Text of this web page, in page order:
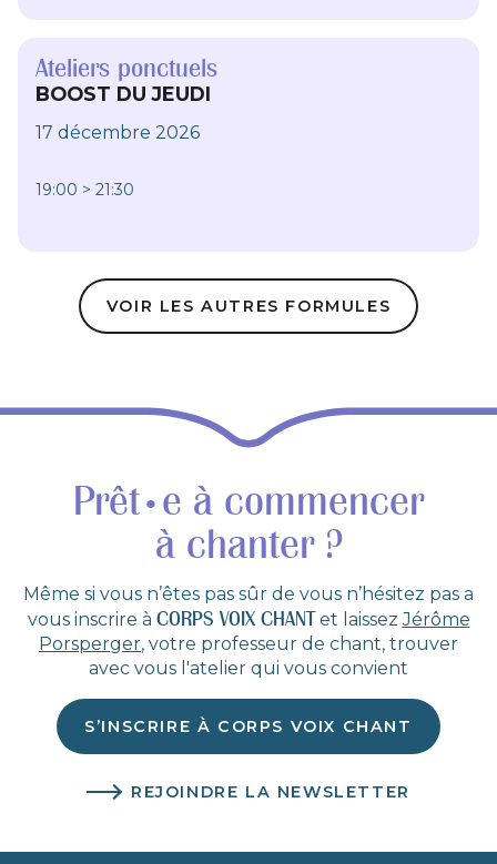
Ateliers ponctuels
BOOST DU JEUDI
17 décembre 2026
19:00 > 21:30
VOIR LES AUTRES FORMULES
Prêt• e à commencer
à chanter ?
Même si vous n’êtes pas sûr de vous n’hésitez pas a
vous inscrire à CORPS VOIX CHANTet laissezJérôme
Porsperger, votre professeur de chant, trouver
avec vous l'atelier qui vous convient
S’INSCRIRE À CORPS VOIX CHANT
REJOINDRE LA NEWSLETTER